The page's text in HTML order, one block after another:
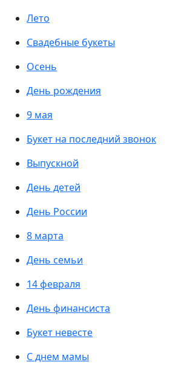
Лето
Свадебные букеты
Осень
День рождения
9 мая
Букет на последний звонок
Выпускной
День детей
День России
8 марта
День семьи
14 февраля
День финансиста
Букет невесте
С днем мамы